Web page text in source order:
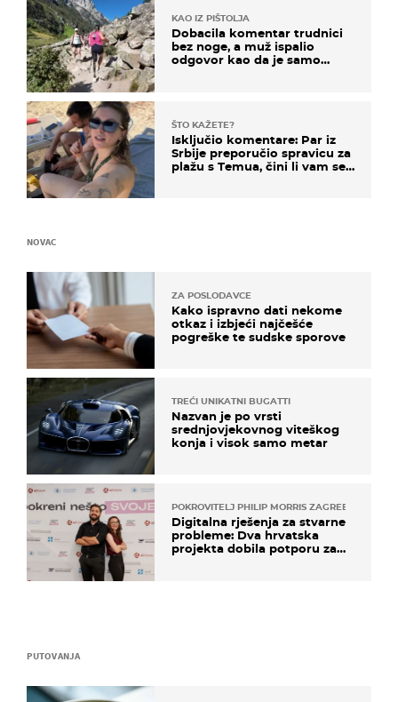
KAO IZ PIŠTOLJA
Dobacila komentar trudnici
bez noge, a muž ispalio
odgovor kao da je samo
ŠTO KAŽETE?
Isključio komentare: Par iz
Srbije preporučio spravicu za
plažu s Temua, čini li vam se
PUTOVANJA
NOVAC
ZA POSLODAVCE
Kako ispravno dati nekome
otkaz i izbjeći najčešće
pogreške te sudske sporove
TREĆI UNIKATNI BUGATTI
Nazvan je po vrsti
srednjovjekovnog viteškog
konja i visok samo metar
POKROVITELJ PHILIP MORRIS ZAGREB
Digitalna rješenja za stvarne
probleme: Dva hrvatska
projekta dobila potporu za